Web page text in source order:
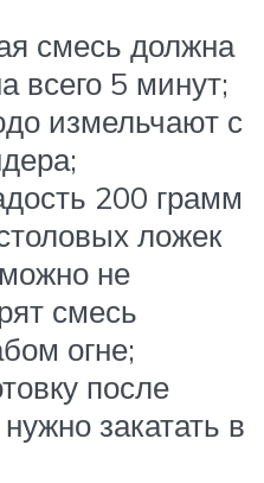
смесь должна
всего 5 минут;
измельчают с
200 грамм
ложек
не
смесь
огне;
после
закатать в